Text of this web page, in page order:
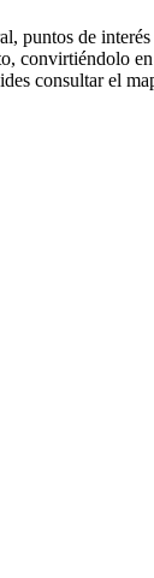
puntos de
convirtiéndolo
consultar el